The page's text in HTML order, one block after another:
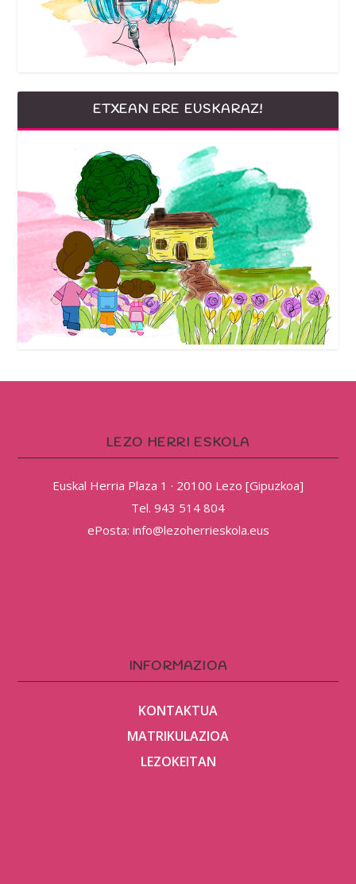
ETXEAN ERE EUSKARAZ!
LEZO HERRI ESKOLA
Euskal Herria Plaza 1 · 20100 Lezo [Gipuzkoa]
Tel. 943 514 804
ePosta: info@lezoherrieskola.eus
INFORMAZIOA
KONTAKTUA
MATRIKULAZIOA
LEZOKEITAN